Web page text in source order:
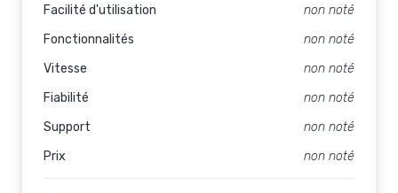
Facilité d'utilisation
non noté
Fonctionnalités
non noté
Vitesse
non noté
Fiabilité
non noté
Support
non noté
Prix
non noté